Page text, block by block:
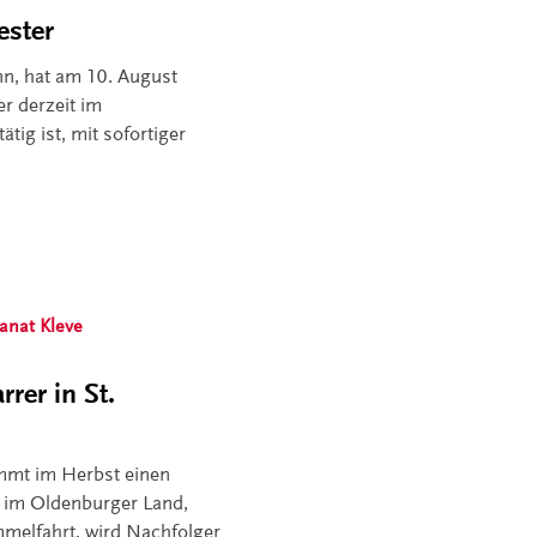
hat am 10. August
derzeit im
ist, mit sofortiger
Kleve
in St.
im Herbst einen
Oldenburger Land,
wird Nachfolger